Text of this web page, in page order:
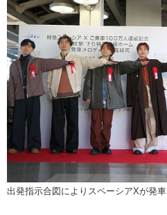
出発指示合図によりスペーシアXが発車